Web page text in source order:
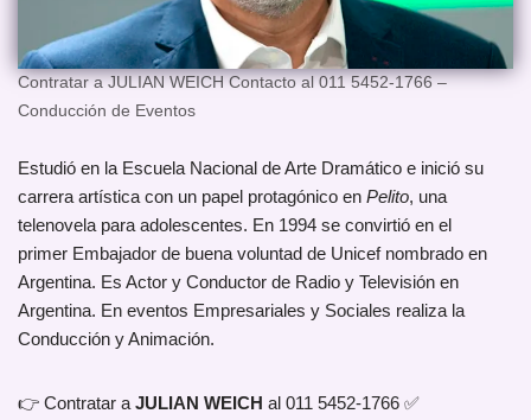
Contratar a JULIAN WEICH Contacto al 011 5452-1766 –
Conducción de Eventos
Estudió en la Escuela Nacional de Arte Dramático e inició su
carrera artística con un papel protagónico en Pelito, una
telenovela para adolescentes. En 1994 se convirtió en el
primer Embajador de buena voluntad de Unicef nombrado en
Argentina. Es Actor y Conductor de Radio y Televisión en
Argentina. En eventos Empresariales y Sociales realiza la
Conducción y Animación.
👉 Contratar a JULIAN WEICH al 011 5452-1766 ✅